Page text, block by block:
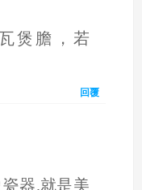
煲膽，若
回覆
器,就是美